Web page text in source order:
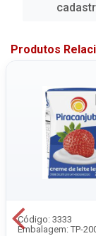
Produtos
Código: 3333
Embalagem: TP-